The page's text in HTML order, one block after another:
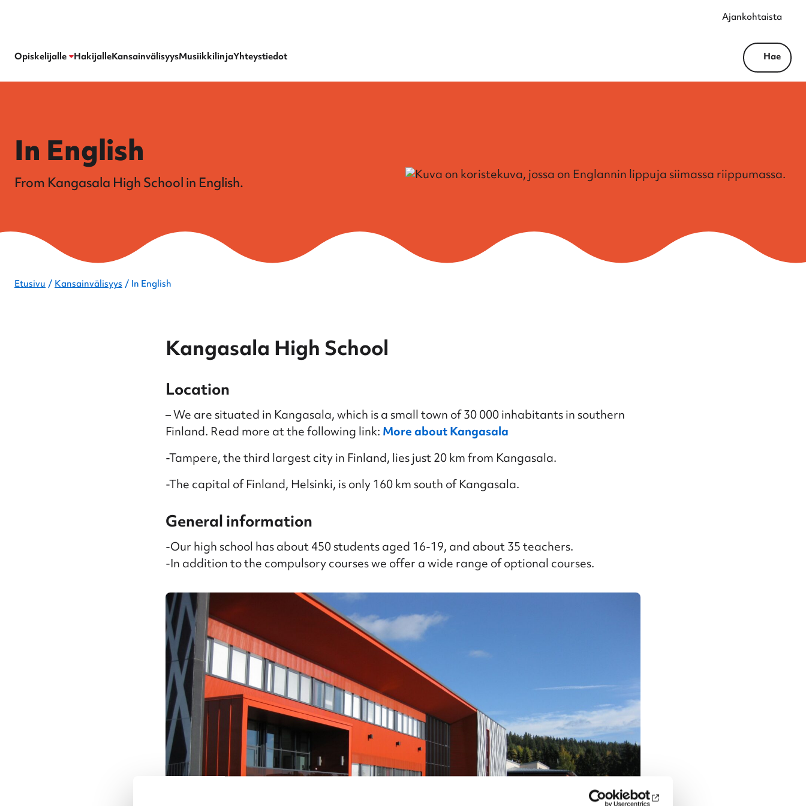
Ajankohtaista
Opiskelijalle HakijalleKansainvälisyysMusiikkilinjaYhteystiedot Hae
In English
From Kangasala High School in English.
Etusivu Kansainvälisyys In English
Kangasala High School
Location
– We are situated in Kangasala, which is a small town of 30 000 inhabitants in southern
Finland. Read more at the following link:More about Kangasala
-Tampere, the third largest city in Finland, lies just 20 km from Kangasala.
-The capital of Finland, Helsinki, is only 160 km south of Kangasala.
General information
-Our high school has about 450 students aged 16-19, and about 35 teachers.
-In addition to the compulsory courses we offer a wide range of optional courses.